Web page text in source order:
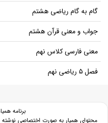
گام به گام ریاضی هشتم
جواب و معنی قرآن هشتم
معنی فارسی کلاس نهم
فصل ۵ ریاضی نهم
برنامه
محتوای همیار به صورت اختصاصی نوشته